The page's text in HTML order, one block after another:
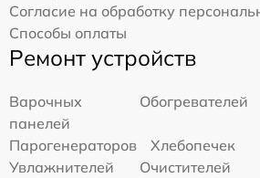
Согласие на обработку
Способы оплаты
Ремонт устройств
Варочных
панелей
Обогревателей
Парогенераторов
Хлебопечек
Увлажнителей
Очистителей